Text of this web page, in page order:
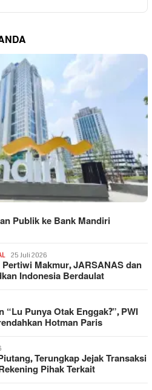
Publik ke Bank Mandiri
25 Juli 2026
Makmur, JARSANAS dan
Indonesia Berdaulat
“Lu Punya Otak Enggak?”, PWI
Hotman Paris
Terungkap Jejak Transaksi
Pihak Terkait